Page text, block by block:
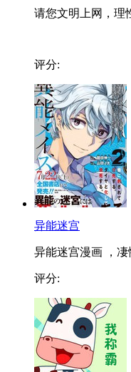
请您文明上网，理
评分:
异能迷宫
异能迷宫漫画 ，
评分: